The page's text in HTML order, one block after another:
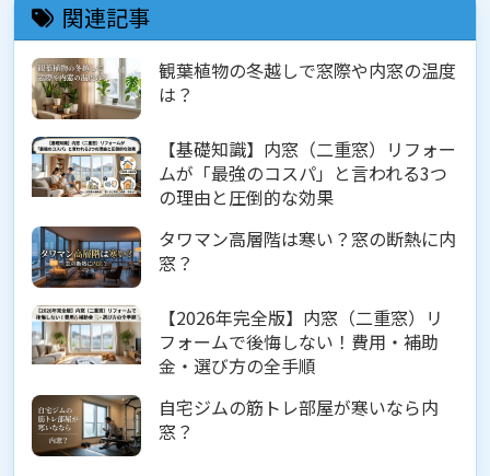
関連記事
観葉植物の冬越しで窓際や内窓の温度
は？
【基礎知識】内窓（二重窓）リフォー
ムが「最強のコスパ」と言われる3つ
の理由と圧倒的な効果
タワマン高層階は寒い？窓の断熱に内
窓？
【2026年完全版】内窓（二重窓）リ
フォームで後悔しない！費用・補助
金・選び方の全手順
自宅ジムの筋トレ部屋が寒いなら内
窓？